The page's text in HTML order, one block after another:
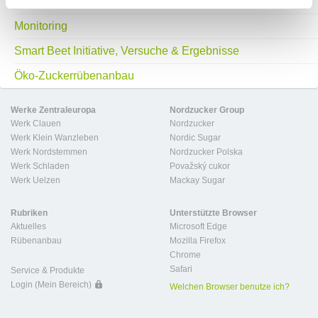
Monitoring
Smart Beet Initiative, Versuche & Ergebnisse
Öko-Zuckerrübenanbau
Werke Zentraleuropa
Werk Clauen
Werk Klein Wanzleben
Werk Nordstemmen
Werk Schladen
Werk Uelzen
Nordzucker Group
Nordzucker
Nordic Sugar
Nordzucker Polska
Považský cukor
Mackay Sugar
Rubriken
Aktuelles
Rübenanbau
Service & Produkte
Login (Mein Bereich)
Unterstützte Browser
Microsoft Edge
Mozilla Firefox
Chrome
Safari
Welchen Browser benutze ich?